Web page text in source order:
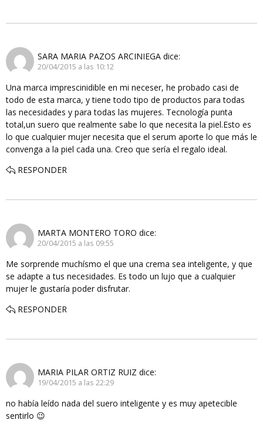
SARA MARIA PAZOS ARCINIEGA dice:
20/04/2015 a las 10:12
Una marca imprescinidible en mi neceser, he probado casi de
todo de esta marca, y tiene todo tipo de productos para todas
las necesidades y para todas las mujeres. Tecnología punta
total,un suero que realmente sabe lo que necesita la piel.Esto es
lo que cualquier mujer necesita que el serum aporte lo que más le
convenga a la piel cada una. Creo que sería el regalo ideal.
RESPONDER
MARTA MONTERO TORO dice:
20/04/2015 a las 09:55
Me sorprende muchísmo el que una crema sea inteligente, y que
se adapte a tus necesidades. Es todo un lujo que a cualquier
mujer le gustaría poder disfrutar.
RESPONDER
MARIA PILAR ORTIZ RUIZ dice:
19/04/2015 a las 22:29
no había leído nada del suero inteligente y es muy apetecible
sentirlo 😉